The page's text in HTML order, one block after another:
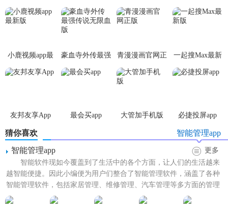
1. 设备管理：倍思智能提供设备管理功能，用户可以随时查
2. 场景模式：倍思智能支持多种场景模式，用户可以根据自
己的需求设置不同的场景模式，如回家模式、离家模式等。
4. 通知提醒
：倍思智能会及时通知用户设备状态和异常情
况，让用户随时掌握家中情况。
【倍思智能优势】
1. 操作简单：倍思智能界面简洁明了，操作简单易懂，用户
可以快速上手。
小鹿视频app最
新版
豪血寺外传最强
传说无限血版
青漫漫画官网正
版
一起搜Max最新
版
友邦友享App 最会买app 大管加手机版 必捷投屏app
猜你喜欢
智能管理app
智能管理app
更多
智能软件现如今覆盖到了生活中的各个方面，让人们的生活越来
越智能便捷。因此小编便为用户们整合了智能管理软件，涵盖了各种
智能管理软件，包括家居管理、维修管理、汽车管理等多方面的管理
app，在这里支持多种设...